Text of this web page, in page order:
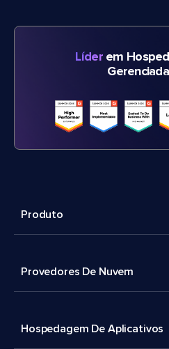
Líderem
Produto
Provedores De Nuvem
Hospedagem De Aplicativos